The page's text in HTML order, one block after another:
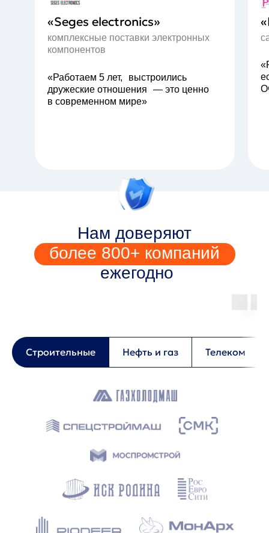
«Seges electronics»
«Работаем 5 лет, выстроились
дружеские отношения — это ценно
в современном мире»
комплексные поставки электронных
компонентов
Нам доверяют
более 800+ компаний
ежегодно
Строительные Нефть и газ Телеком